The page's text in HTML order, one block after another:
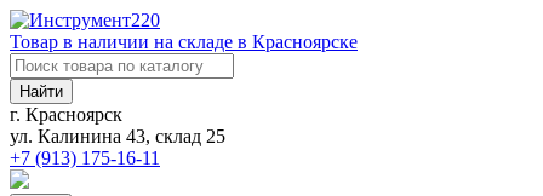
Товар в наличии на складе в Красноярске
Найти
г. Красноярск
ул. Калинина 43, склад 25
+7 (913) 175-16-11